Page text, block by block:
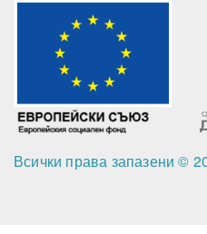
Всички права запазени ©